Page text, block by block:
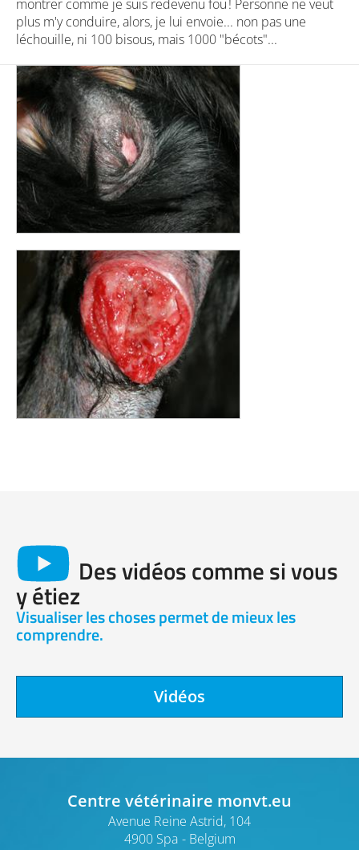
montrer comme je suis redevenu fou ! Personne ne veut
plus m'y conduire, alors, je lui envoie... non pas une
léchouille, ni 100 bisous, mais 1000 "bécots"...
Des vidéos comme si vous
y étiez
Visualiser les choses permet de mieux les
comprendre.
Vidéos
Centre vétérinaire monvt.eu
Avenue Reine Astrid, 104
4900 Spa
Belgium